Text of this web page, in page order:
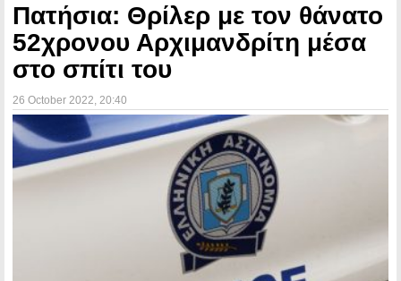
Πατήσια: Θρίλερ με τον θάνατο
52χρονου Αρχιμανδρίτη μέσα
στο σπίτι του
26 October 2022 , 20:40